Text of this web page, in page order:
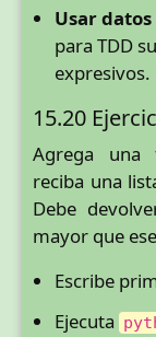
Usar
para TDD
expresivos.
15.20
Agrega una
reciba una
Debe
mayor que
Escribe
Ejecuta